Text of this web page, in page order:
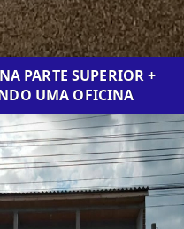
PARTE SUPERIOR +
UMA OFICINA